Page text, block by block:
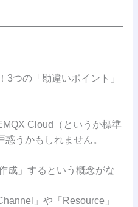
3つの「勘違いポイント」
Cloud（というか標準
うかもしれません。
成」するという概念がな
」や「Resource」